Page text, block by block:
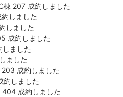
207 成約しました
しました
しました
成約しました
ました
ました
成約しました
しました
成約しました